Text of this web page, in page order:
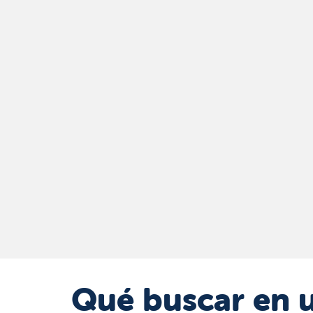
Qué buscar en